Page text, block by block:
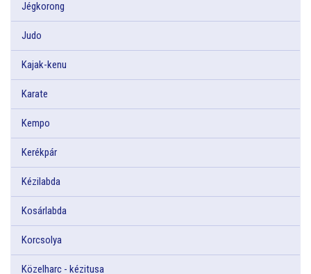
Jégkorong
Judo
Kajak-kenu
Karate
Kempo
Kerékpár
Kézilabda
Kosárlabda
Korcsolya
Közelharc - kézitusa